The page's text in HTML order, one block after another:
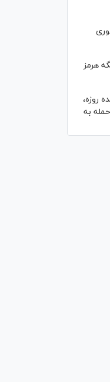
هرمز
روزه،
به